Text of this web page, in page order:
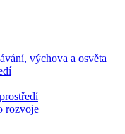
výchova a osvěta
rozvoje